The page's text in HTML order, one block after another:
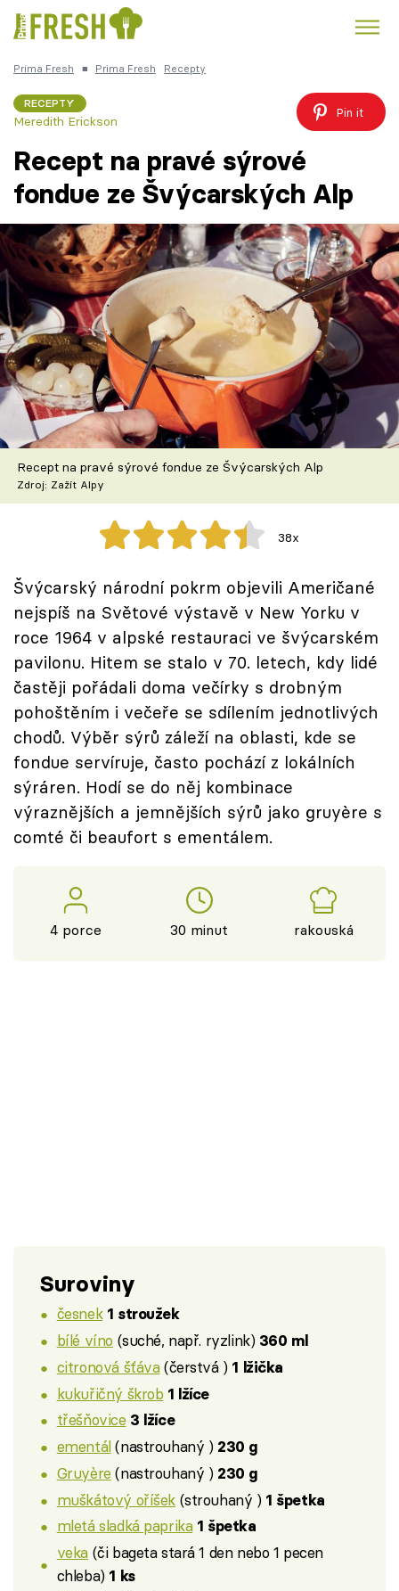
Česká kuchyně
Témata
Recepty
Články
TV Program
Škola vaření
Recepty z TV
Speciál: Cuketa
Těhotnej kuchař
Sledujte prima+
Přihlášení
Sledujte nás
Prima Fresh ■ Prima Fresh Recepty
RECEPTY
Meredith Erickson
Pin it
Recept na pravé sýrové
fondue ze Švýcarských Alp
Recept na pravé sýrové fondue ze Švýcarských Alp
Zdroj: Zažít Alpy
38x
Švýcarský národní pokrm objevili Američané
nejspíš na Světové výstavě v New Yorku v
roce 1964 v alpské restauraci ve švýcarském
pavilonu. Hitem se stalo v 70. letech, kdy lidé
častěji pořádali doma večírky s drobným
pohoštěním i večeře se sdílením jednotlivých
chodů. Výběr sýrů záleží na oblasti, kde se
fondue servíruje, často pochází z lokálních
sýráren. Hodí se do něj kombinace
výraznějších a jemnějších sýrů jako gruyère s
comté či beaufort s ementálem.
4 porce 30 minut rakouská
Suroviny
česnek 1 stroužek
bílé víno (suché, např. ryzlink) 360 ml
citronová šťáva(čerstvá ) 1 lžička
kukuřičný škrob 1 lžíce
třešňovice 3 lžíce
ementál(nastrouhaný ) 230 g
Gruyère (nastrouhaný ) 230 g
muškátový oříšek (strouhaný ) 1 špetka
mletá sladká paprika 1 špetka
veka (či bageta stará 1 den nebo 1 pecen
chleba) 1 ks